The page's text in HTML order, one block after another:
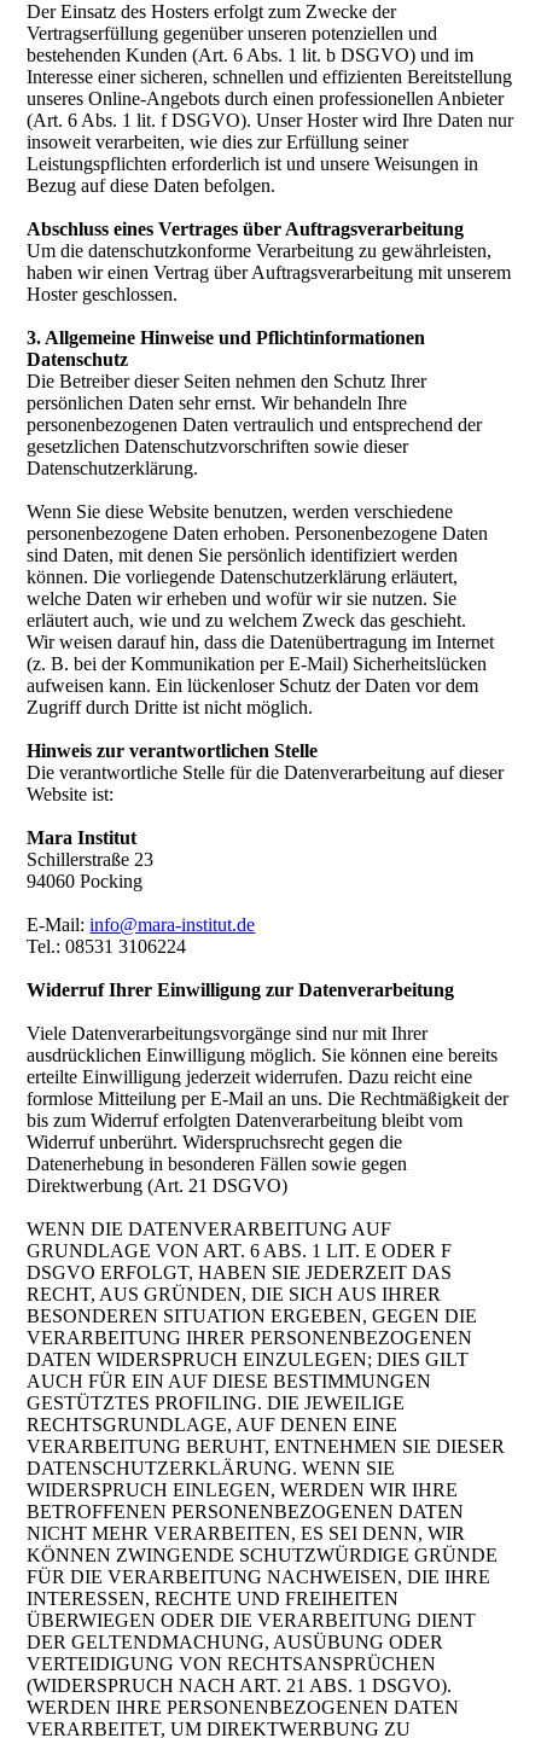
Der Einsatz des Hosters erfolgt zum Zwecke der
Vertragserfüllung gegenüber unseren potenziellen und
bestehenden Kunden (Art. 6 Abs. 1 lit. b DSGVO) und im
Interesse einer sicheren, schnellen und effizienten Bereitstellung
unseres Online-Angebots durch einen professionellen Anbieter
(Art. 6 Abs. 1 lit. f DSGVO). Unser Hoster wird Ihre Daten nur
insoweit verarbeiten, wie dies zur Erfüllung seiner
Leistungspflichten erforderlich ist und unsere Weisungen in
Bezug auf diese Daten befolgen.
Abschluss eines Vertrages über Auftragsverarbeitung
Um die datenschutzkonforme Verarbeitung zu gewährleisten,
haben wir einen Vertrag über Auftragsverarbeitung mit unserem
Hoster geschlossen.
3. Allgemeine Hinweise und Pflicht­informationen
Datenschutz
Die Betreiber dieser Seiten nehmen den Schutz Ihrer
persönlichen Daten sehr ernst. Wir behandeln Ihre
personenbezogenen Daten vertraulich und entsprechend der
gesetzlichen Datenschutzvorschriften sowie dieser
Datenschutzerklärung.
Wenn Sie diese Website benutzen, werden verschiedene
personenbezogene Daten erhoben. Personenbezogene Daten
sind Daten, mit denen Sie persönlich identifiziert werden
können. Die vorliegende Datenschutzerklärung erläutert,
welche Daten wir erheben und wofür wir sie nutzen. Sie
erläutert auch, wie und zu welchem Zweck das geschieht.
Wir weisen darauf hin, dass die Datenübertragung im Internet
(z. B. bei der Kommunikation per E-Mail) Sicherheitslücken
aufweisen kann. Ein lückenloser Schutz der Daten vor dem
Zugriff durch Dritte ist nicht möglich.
Hinweis zur verantwortlichen Stelle
Die verantwortliche Stelle für die Datenverarbeitung auf dieser
Website ist:
Mara Institut
Schillerstraße 23
94060 Pocking
E-Mail:info@mara-institut.de
Tel.: 08531 3106224
Widerruf Ihrer Einwilligung zur Datenverarbeitung
Viele Datenverarbeitungsvorgänge sind nur mit Ihrer
ausdrücklichen Einwilligung möglich. Sie können eine bereits
erteilte Einwilligung jederzeit widerrufen. Dazu reicht eine
formlose Mitteilung per E-Mail an uns. Die Rechtmäßigkeit der
bis zum Widerruf erfolgten Datenverarbeitung bleibt vom
Widerruf unberührt. Widerspruchsrecht gegen die
Datenerhebung in besonderen Fällen sowie gegen
Direktwerbung (Art. 21 DSGVO)
WENN DIE DATENVERARBEITUNG AUF
GRUNDLAGE VON ART. 6 ABS. 1 LIT. E ODER F
DSGVO ERFOLGT, HABEN SIE JEDERZEIT DAS
RECHT, AUS GRÜNDEN, DIE SICH AUS IHRER
BESONDEREN SITUATION ERGEBEN, GEGEN DIE
VERARBEITUNG IHRER PERSONENBEZOGENEN
DATEN WIDERSPRUCH EINZULEGEN; DIES GILT
AUCH FÜR EIN AUF DIESE BESTIMMUNGEN
GESTÜTZTES PROFILING. DIE JEWEILIGE
RECHTSGRUNDLAGE, AUF DENEN EINE
VERARBEITUNG BERUHT, ENTNEHMEN SIE DIESER
DATENSCHUTZERKLÄRUNG. WENN SIE
WIDERSPRUCH EINLEGEN, WERDEN WIR IHRE
BETROFFENEN PERSONENBEZOGENEN DATEN
NICHT MEHR VERARBEITEN, ES SEI DENN, WIR
KÖNNEN ZWINGENDE SCHUTZWÜRDIGE GRÜNDE
FÜR DIE VERARBEITUNG NACHWEISEN, DIE IHRE
INTERESSEN, RECHTE UND FREIHEITEN
ÜBERWIEGEN ODER DIE VERARBEITUNG DIENT
DER GELTENDMACHUNG, AUSÜBUNG ODER
VERTEIDIGUNG VON RECHTSANSPRÜCHEN
(WIDERSPRUCH NACH ART. 21 ABS. 1 DSGVO).
WERDEN IHRE PERSONENBEZOGENEN DATEN
VERARBEITET, UM DIREKTWERBUNG ZU